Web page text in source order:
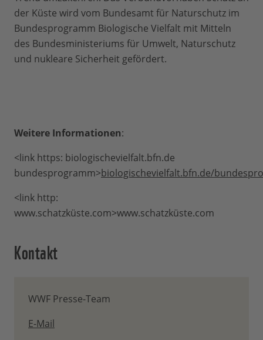
der Küste wird vom Bundesamt für Naturschutz im
Bundesprogramm Biologische Vielfalt mit Mitteln
des Bundesministeriums für Umwelt, Naturschutz
und nukleare Sicherheit gefördert.
Weitere Informationen:
<link https: biologischevielfalt.bfn.de
bundesprogramm>biologischevielfalt.bfn.de/
<link http:
www.schatzküste.com>www.schatzküste.com
Kontakt
WWF Presse-Team
E-Mail